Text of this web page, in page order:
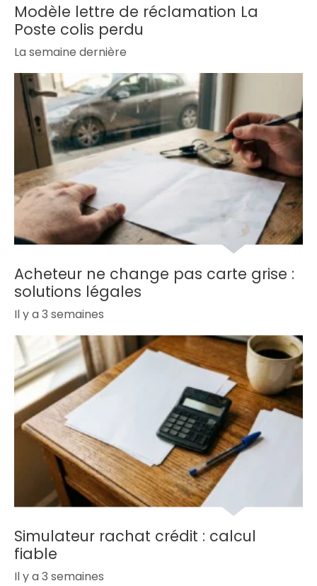
Modèle lettre de réclamation La
Poste colis perdu
La semaine dernière
Acheteur ne change pas carte grise :
solutions légales
Il y a 3 semaines
Simulateur rachat crédit : calcul
fiable
Il y a 3 semaines